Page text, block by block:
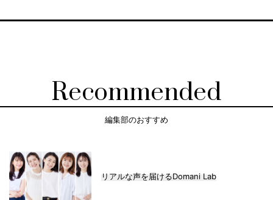
Recommended
編集部のおすすめ
リアルな声を届けるDomani Lab